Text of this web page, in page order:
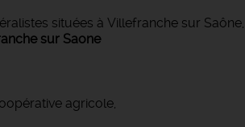
situées à Villefranche sur
sur Saone
agricole,